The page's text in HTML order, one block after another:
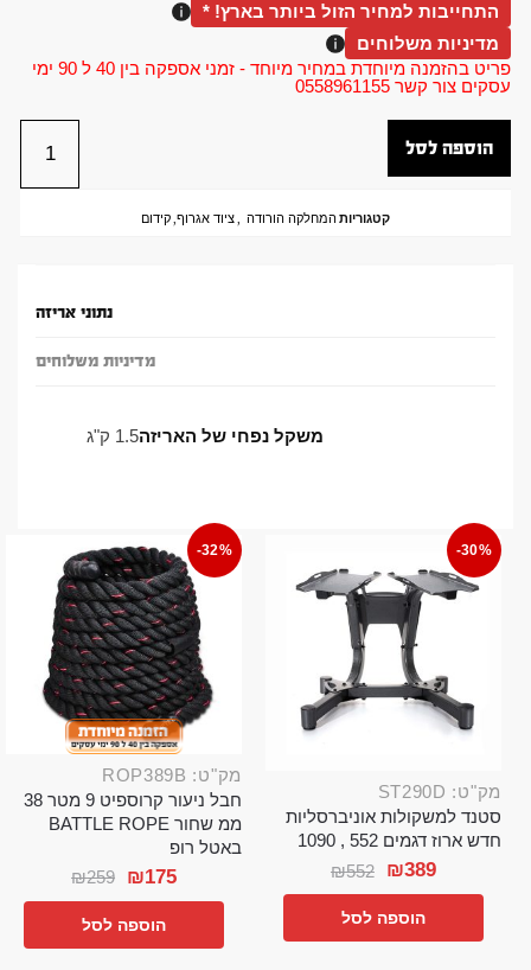
התחייבות למחיר הזול ביותר בארץ! *
מדיניות משלוחים
פריט בהזמנה מיוחדת במחיר מיוחד - זמני אספקה בין 40 ל 90 ימי
עסקים צור קשר 0558961155
הוספה לסל
קטגוריותהמחלקה הורודה ,ציוד אגרוף,קידום
נתוני אריזה
מדיניות משלוחים
משקל נפחי של האריזה1.5 ק"ג
-30%
מק"ט: ST290D
סטנד למשקולות אוניברסליות
חדש ארוז דגמים 552 , 1090
₪552 ₪389
הוספה לסל
-32%
מק"ט: ROP389B
חבל ניעור קרוספיט 9 מטר 38
ממ שחור BATTLE ROPE
באטל רופ
₪259 ₪175
הוספה לסל